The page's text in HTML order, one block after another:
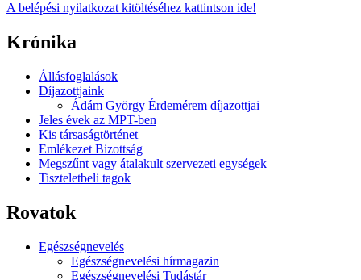
A belépési nyilatkozat kitöltéséhez kattintson ide!
Krónika
Állásfoglalások
Díjazottjaink
Ádám György Érdemérem díjazottjai
Jeles évek az MPT-ben
Kis társaságtörténet
Emlékezet Bizottság
Megszűnt vagy átalakult szervezeti egységek
Tiszteletbeli tagok
Rovatok
Egészségnevelés
Egészségnevelési hírmagazin
Egészségnevelési Tudástár